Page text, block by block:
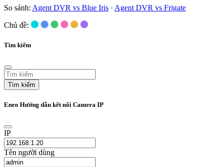
So sánh: Agent DVR vs Blue Iris · Agent DVR vs Frigate
Chủ đề:
Tìm kiếm
Tìm kiếm
Eneo Hướng dẫn kết nối Camera IP
IP
Tên người dùng